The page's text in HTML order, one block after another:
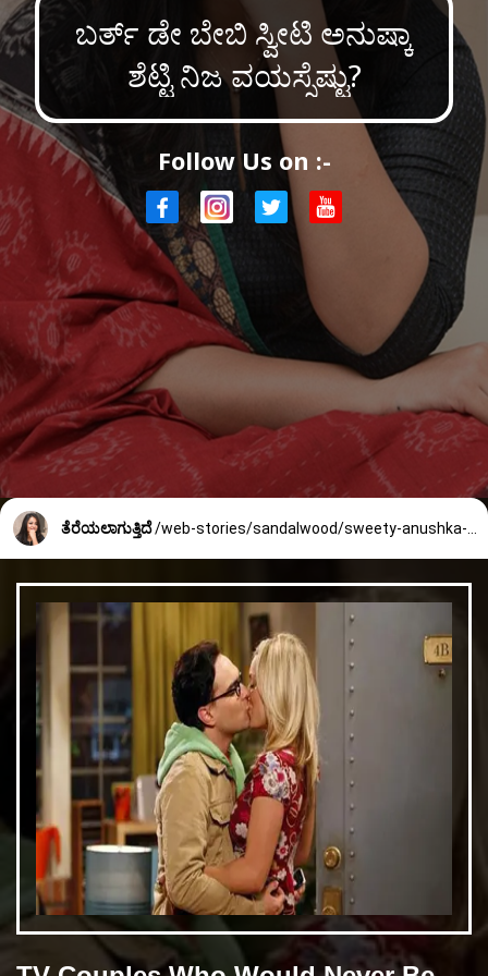
ಬರ್ತ್ ಡೇ ಬೇಬಿ ಸ್ವೀಟಿ ಅನುಷ್ಕಾ
ಶೆಟ್ಟಿ ನಿಜ ವಯಸ್ಸೆಷ್ಟು?
Follow Us on :-
ತೆರೆಯಲಾಗುತ್ತಿದೆ